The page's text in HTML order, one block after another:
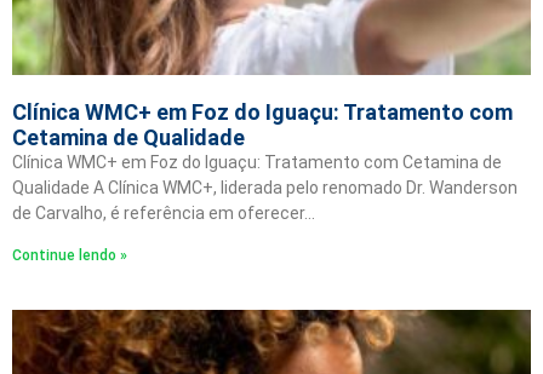
Clínica WMC+ em Foz do Iguaçu: Tratamento com
Cetamina de Qualidade
Clínica WMC+ em Foz do Iguaçu: Tratamento com Cetamina de
Qualidade A Clínica WMC+, liderada pelo renomado Dr. Wanderson
de Carvalho, é referência em oferecer…
Continue lendo »